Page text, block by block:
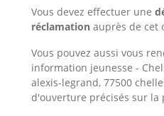
Vous devez effectuer une
réclamation auprès de cet
Vous pouvez aussi vous
information jeunesse -
alexis-legrand, 77500
d'ouverture précisés sur la